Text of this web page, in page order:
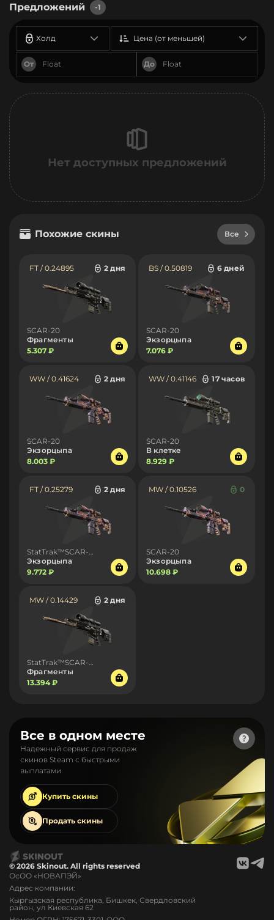
Предложений -1
Холд
От До
Цена (от меньшей)
Нет доступных предложений
Похожие скины Все
FT / 0.24895 2 дня
SCAR-20
Фрагменты
5.307 ₽
BS / 0.50819 6 дней
SCAR-20
Экзорцыпа
7.076 ₽
WW / 0.41624 2 дня
SCAR-20
Экзорцыпа
8.003 ₽
WW / 0.41146 17 часов
SCAR-20
В клетке
8.929 ₽
FT / 0.25279 2 дня
Экзорцыпа
9.772 ₽
MW / 0.10526 0
SCAR-20
Экзорцыпа
10.698 ₽
MW / 0.14429 2 дня
Фрагменты
13.394 ₽
Все в одном месте
Надежный сервис для продаж
скинов Steam с быстрыми
выплатами
Купить скины
Продать скины
© 2026 Skinout. All rights reserved
ОсОО «НОВАПЭЙ»
Адрес компании:
Кыргызская республика, Бишкек, Свердловский
район, ул Киевская 62